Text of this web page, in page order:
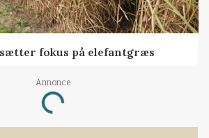
fokus på elefantgræs
Annonce
Loading...